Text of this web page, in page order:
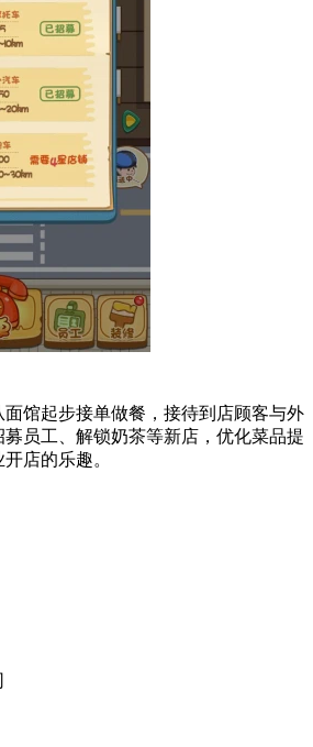
馆起步接单做餐，接待到店顾客与外
员工、解锁奶茶等新店，优化菜品提
店的乐趣。